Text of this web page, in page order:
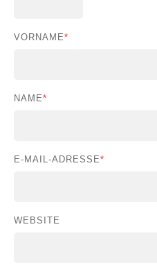
VORNAME*
NAME*
E-MAIL-ADRESSE*
WEBSITE